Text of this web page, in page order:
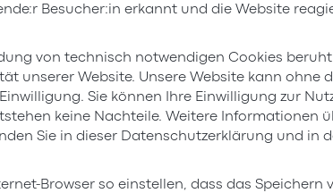
Besucher:in erkannt und die Website
von technisch notwendigen Cookies
unserer Website. Unsere Website kann
Sie können Ihre Einwilligung zur
keine Nachteile. Weitere Informationen
Sie in dieser Datenschutzerklärung und
Browser so einstellen, dass das